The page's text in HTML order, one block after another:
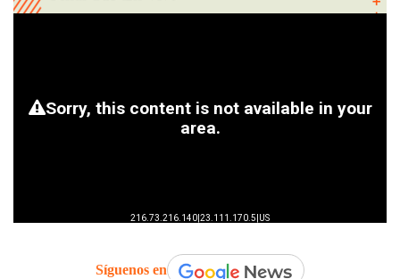
Síguenos en